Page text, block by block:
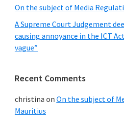
On the subject of Media
A Supreme Court Judgement
causing annoyance in the ICT
vague”
Recent Comments
christina on On the subject of
Mauritius